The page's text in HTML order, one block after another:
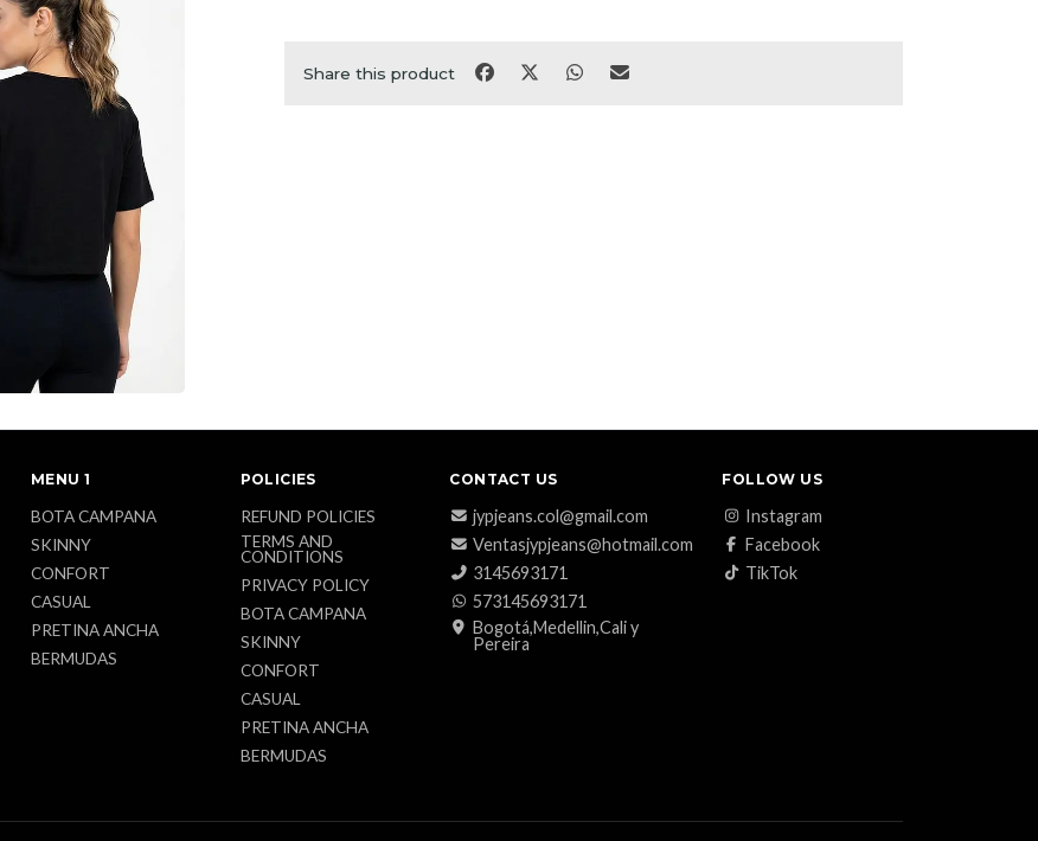
Share this product
MENU 1
BOTA CAMPANA
SKINNY
CONFORT
CASUAL
PRETINA ANCHA
BERMUDAS
POLICIES
REFUND POLICIES
TERMS AND
CONDITIONS
PRIVACY POLICY
BOTA CAMPANA
SKINNY
CONFORT
CASUAL
PRETINA ANCHA
BERMUDAS
CONTACT US
jypjeans.col@gmail.com
Ventasjypjeans@hotmail.com
3145693171
573145693171
Bogotá,Medellin,Cali y
Pereira
FOLLOW US
Instagram
Facebook
TikTok